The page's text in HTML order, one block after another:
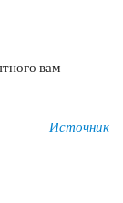
вам
Источник